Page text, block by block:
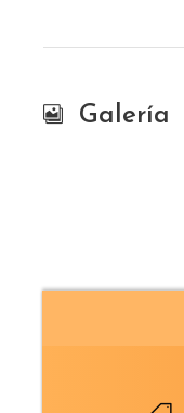
Galería